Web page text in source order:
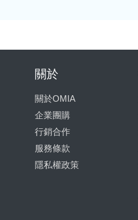
關於
關於OMIA
企業團購
行銷合作
服務條款
隱私權政策